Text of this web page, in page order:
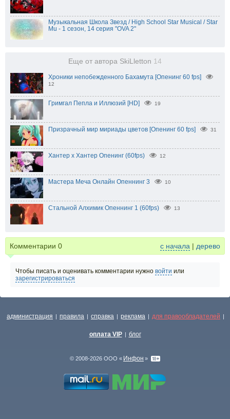
Музыкальная Школа Звезд / High School Star Musical / Star
Mu - 1 сезон, 14 серия "OVA 2"
Еще от автора SkiLletton 14
Хроники непобежденного Бахамута [Опенинг 60 fps]
12
Гримгал Пепла и Иллюзий [HD] 19
Призрачный мир мириады цветов [Опенинг 60 fps] 31
Хантер x Хантер Опенинг (60fps) 12
Мастера Меча Онлайн Опеннинг 3 10
Стальной Алхимик Опеннинг 1 (60fps) 13
Комментарии 0 с начала | дерево
Чтобы писать и оценивать комментарии нужно войти или
зарегистрироваться
администрация | правила | справка | реклама | для правообладателей |
оплата VIP | блог
© 2008-2026 ООО « Инфон »